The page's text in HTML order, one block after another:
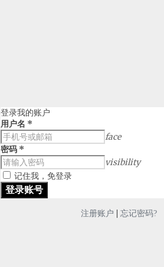
登录我的账户
用户名 *
face
密码 *
visibility
记住我，免登录
注册账户 | 忘记密码?